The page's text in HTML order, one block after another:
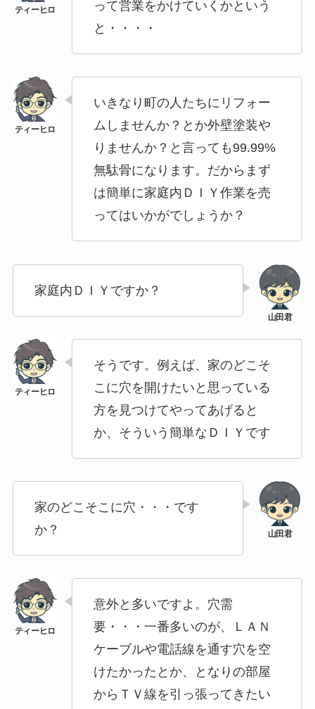
って営業をかけていくかという
と・・・・
いきなり町の人たちにリフォー
ムしませんか？とか外壁塗装や
りませんか？と言っても99.99%
無駄骨になります。だからまず
は簡単に家庭内ＤＩＹ作業を売
ってはいかがでしょうか？
家庭内ＤＩＹですか？
そうです。例えば、家のどこそ
こに穴を開けたいと思っている
方を見つけてやってあげると
か、そういう簡単なＤＩＹです
家のどこそこに穴・・・です
か？
意外と多いですよ。穴需
要・・・一番多いのが、ＬＡＮ
ケーブルや電話線を通す穴を空
けたかったとか、となりの部屋
からＴＶ線を引っ張ってきたい